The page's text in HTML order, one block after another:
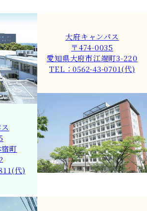
町
代)
大府キャンパス
〒474-0035
愛知県大府市江端町3-220
TEL：0562-43-0701(代)